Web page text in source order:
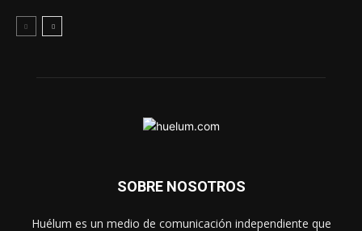
SOBRE NOSOTROS
Huélum es un medio de comunicación independiente que